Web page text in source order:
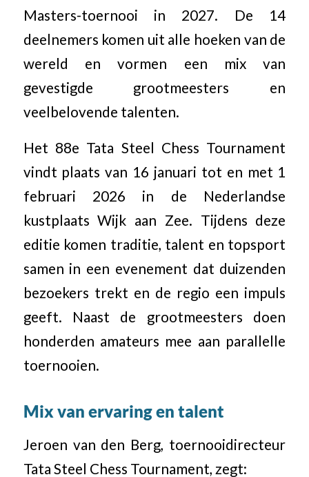
Masters-toernooi in 2027. De 14
deelnemers komen uit alle hoeken van de
wereld en vormen een mix van
gevestigde grootmeesters en
veelbelovende talenten.
Het 88e Tata Steel Chess Tournament
vindt plaats van 16 januari tot en met 1
februari 2026 in de Nederlandse
kustplaats Wijk aan Zee. Tijdens deze
editie komen traditie, talent en topsport
samen in een evenement dat duizenden
bezoekers trekt en de regio een impuls
geeft. Naast de grootmeesters doen
honderden amateurs mee aan parallelle
toernooien.
Mix van ervaring en talent
Jeroen van den Berg, toernooidirecteur
Tata Steel Chess Tournament, zegt: